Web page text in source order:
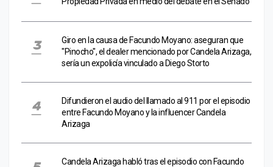
Giro en la causa de Facundo Moyano: aseguran que
"Pinocho", el dealer mencionado por Candela Arizaga,
sería un expolicía vinculado a Diego Storto
Difundieron el audio del llamado al 911 por el episodio
entre Facundo Moyano y la influencer Candela
Arizaga
Candela Arizaga habló tras el episodio con Facundo